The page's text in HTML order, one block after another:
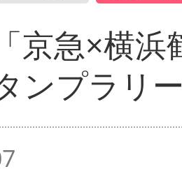
急×横浜
ンプラリ